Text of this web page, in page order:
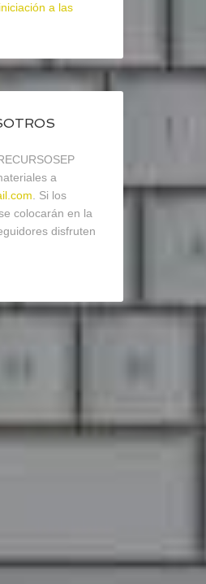
a las
a
. Si los
colocarán en la
disfruten